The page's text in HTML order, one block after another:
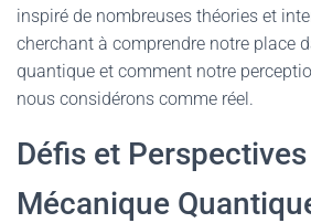
inspiré de nombreuses théories et
cherchant à comprendre notre place
quantique et comment notre
nous considérons comme réel.
Défis et
Mécanique